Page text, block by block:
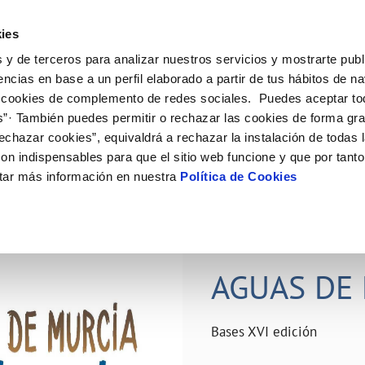
y de terceros para analizar nuestros servicios y mostrarte
en base a un perfil elaborado a partir de tus hábitos de
de complemento de redes sociales. Puedes aceptar
También puedes permitir o rechazar las cookies de forma
cookies”, equivaldrá a rechazar la instalación de todas
indispensables para que el sitio web funcione y que por
más información en nuestra Política de Cookies
de titular
de suministro
MODIFICACIÓN DE DATOS
Actualizar datos bancários
Actualizar datos de
VER TODAS LAS GESTIONES
Tu Servicio
AL CLIENTE
contacto
COMPROMISO DE SERVICIO
Carta de compromisos
Customer Counsel (Defensa del
Tu Agua
del agua
consumidor
CUIDADOS DEL AGUA
Consejos de ahorro
Depósitos comunitarios
comunitarios
Conócenos
DE GESTIÓN Y CERTIFICADOS
PERFIL DEL CONTRATANTE
Plataforma de contratación del
público
Licitaciones en curso
AGUAS
Bases XVI edición